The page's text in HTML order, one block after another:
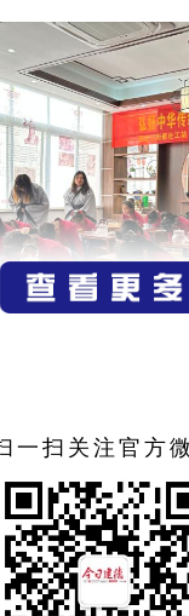
区青少年社会工作
务对象，将少儿茶
亲子课堂共学、朋辈
于一体，在高雅有趣
养动手能力，提高
一扫关注官方